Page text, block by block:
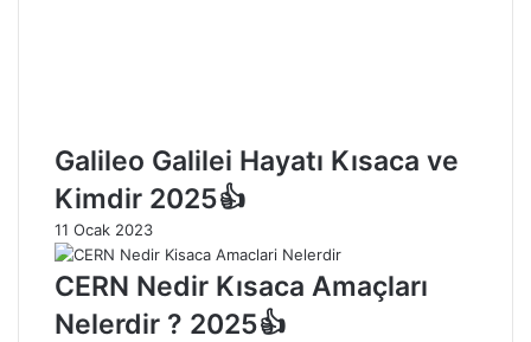
Galileo Galilei Hayatı Kısaca ve
Kimdir 2025👍
11 Ocak 2023
CERN Nedir Kısaca Amaçları
Nelerdir ? 2025👍